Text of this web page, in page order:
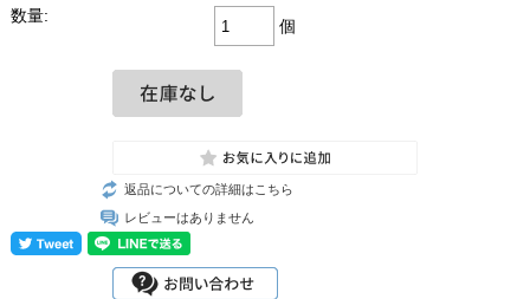
数量:
個
返品についての詳細はこちら
レビューはありません